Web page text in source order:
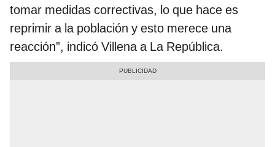
tomar medidas correctivas, lo que hace es
reprimir a la población y esto merece una
reacción”, indicó Villena a La República.